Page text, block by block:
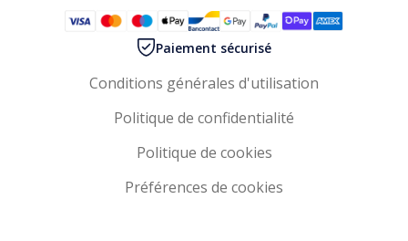
Paiement sécurisé
Conditions générales d'utilisation
Politique de confidentialité
Politique de cookies
Préférences de cookies